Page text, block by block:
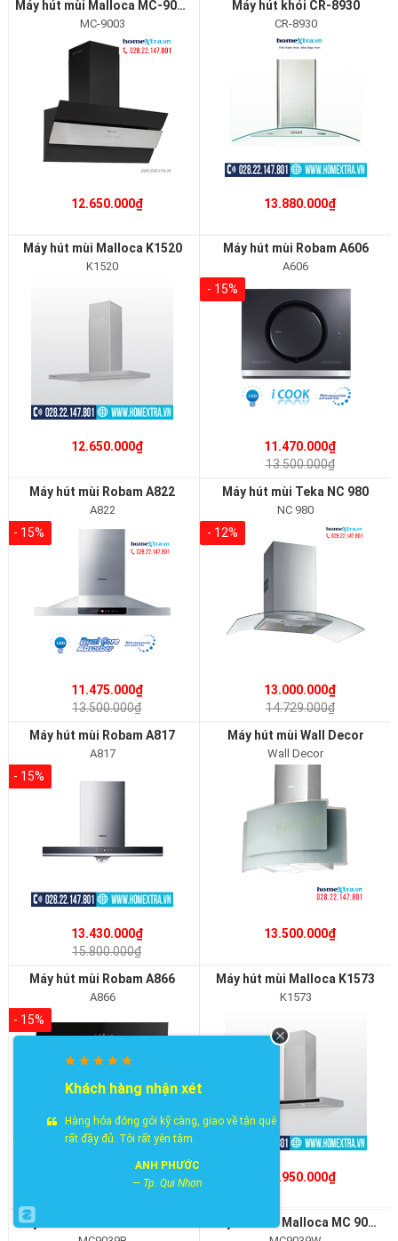
Máy hút mùi Malloca MC-9003
MC-9003
12.650.000₫
Máy hút khói CR-8930
CR-8930
13.880.000₫
Máy hút mùi Malloca K1520
K1520
12.650.000₫
Máy hút mùi Robam A606
A606
- 15%
11.470.000₫
13.500.000₫
Máy hút mùi Robam A822
A822
- 15%
11.475.000₫
13.500.000₫
Máy hút mùi Teka NC 980
NC 980
- 12%
13.000.000₫
14.729.000₫
Máy hút mùi Robam A817
A817
- 15%
13.430.000₫
15.800.000₫
Máy hút mùi Wall Decor
Wall Decor
13.500.000₫
Máy hút mùi Robam A866
A866
- 15%
Máy hút mùi Malloca K1573
K1573
15.950.000₫
Máy hút mùi Malloca MC 9039W
Khách hàng nhận xét
Hàng hóa đóng gói kỹ càng, giao về tận quê
rất đầy đủ. Tôi rất yên tâm.
ANH PHƯỚC
Tp. Qui Nhơn